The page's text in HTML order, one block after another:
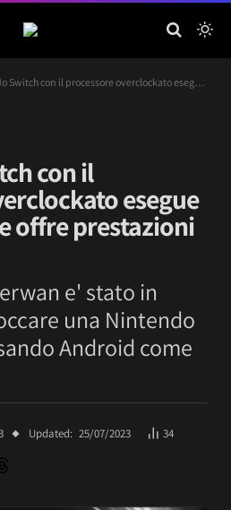
con il processore overclockato esegue giochi per PC e offre prestazioni migliorate
con il
esegue
offre prestazioni
e' stato in
una Nintendo
Android come
Updated: 25/07/2023 34